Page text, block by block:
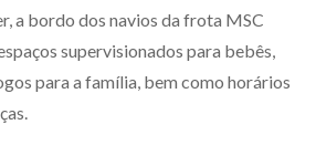
a bordo dos navios da frota MSC
supervisionados para bebês,
para a família, bem como horários